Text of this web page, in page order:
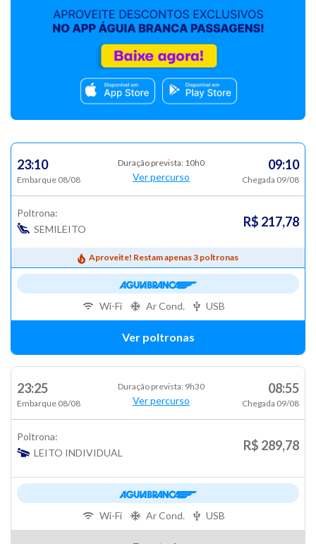
23:10
Embarque 08/08
Duração prevista: 10h0
Ver percurso
09:10
Chegada 09/08
Poltrona:
SEMILEITO
R$ 217,78
Aproveite! Restam apenas 3 poltronas
Ver poltronas
Wi-Fi Ar Cond. USB
23:25
Embarque 08/08
Duração prevista: 9h30
Ver percurso
08:55
Chegada 09/08
Poltrona:
LEITO INDIVIDUAL
R$ 289,78
Wi-Fi Ar Cond. USB